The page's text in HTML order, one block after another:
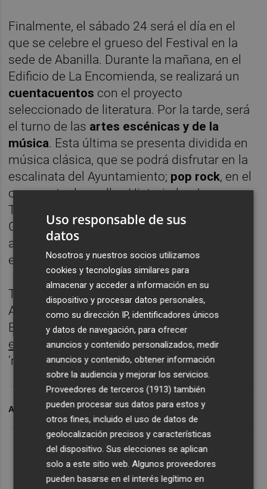
Finalmente, el sábado 24 será el día en el
que se celebre el grueso del Festival en la
sede de Abanilla. Durante la mañana, en el
Edificio de La Encomienda, se realizará un
cuentacuentos con el proyecto
seleccionado de literatura. Por la tarde, será
el turno de las artes escénicas y de la
música. Esta última se presenta dividida en
música clásica, que se podrá disfrutar en la
escalinata del Ayuntamiento; pop rock, en el
cruce entre las calles Historiador Juan
Torres Fontes y Maestro Don Patrocinio
González Carrillo; ymúsica DJ, que
amenizará la jornada en ambos
emplazamientos.
Toda la información sobre la muestra de
Abanilla y el resto de las sedes del Festival
EstrenArte 2022 se puede consultar en
estrenarte.esy en las redes sociales de
‘mundojoven’.
ARCHIVADO EN FESTIVAL ESTRENARTE ABANILLA
Uso responsable de sus
datos
Nosotros y nuestros socios utilizamos
cookies y tecnologías similares para
almacenar y acceder a información en su
dispositivo y procesar datos personales,
como su dirección IP, identificadores únicos
y datos de navegación, para ofrecer
anuncios y contenido personalizados, medir
anuncios y contenido, obtener información
sobre la audiencia y mejorar los servicios.
Proveedores de terceros (1913) también
pueden procesar sus datos para estos y
otros fines, incluido el uso de datos de
geolocalización precisos y características
del dispositivo. Sus elecciones se aplican
solo a este sitio web. Algunos proveedores
pueden basarse en el interés legítimo en